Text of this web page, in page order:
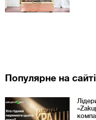
Популярне на сайті